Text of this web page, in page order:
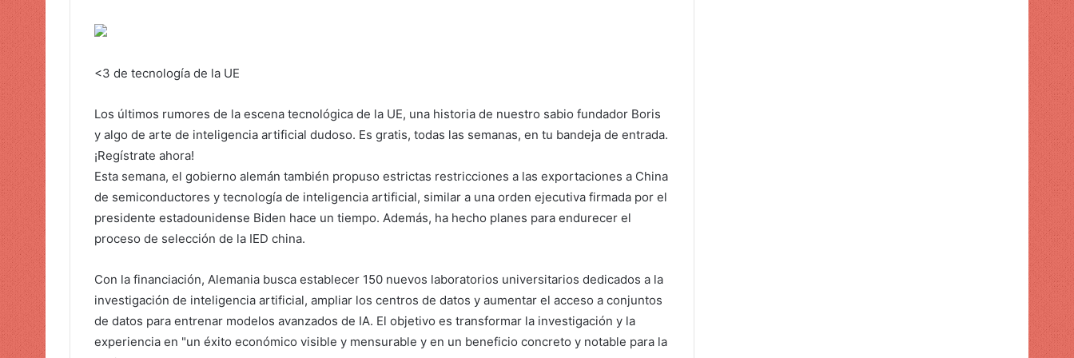
<3 de tecnología de la UE
Los últimos rumores de la escena tecnológica de la UE, una historia de nuestro sabio fundador Boris
y algo de arte de inteligencia artificial dudoso. Es gratis, todas las semanas, en tu bandeja de entrada.
¡Regístrate ahora!
Esta semana, el gobierno alemán también propuso estrictas restricciones a las exportaciones a China
de semiconductores y tecnología de inteligencia artificial, similar a una orden ejecutiva firmada por el
presidente estadounidense Biden hace un tiempo. Además, ha hecho planes para endurecer el
proceso de selección de la IED china.
Con la financiación, Alemania busca establecer 150 nuevos laboratorios universitarios dedicados a la
investigación de inteligencia artificial, ampliar los centros de datos y aumentar el acceso a conjuntos
de datos para entrenar modelos avanzados de IA. El objetivo es transformar la investigación y la
experiencia en "un éxito económico visible y mensurable y en un beneficio concreto y notable para la